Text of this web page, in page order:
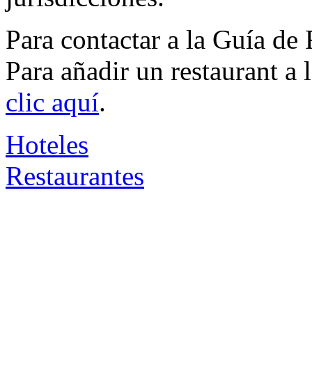
Para contactar a la Guía de
Para añadir un restaurant
clic aquí.
Hoteles
Restaurantes